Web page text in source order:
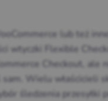
lub też
wtyczki Flexible
Checkout, ale
Wielu właścicieli
śledzenia przesyłki